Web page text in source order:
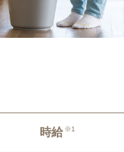
時給 ※1